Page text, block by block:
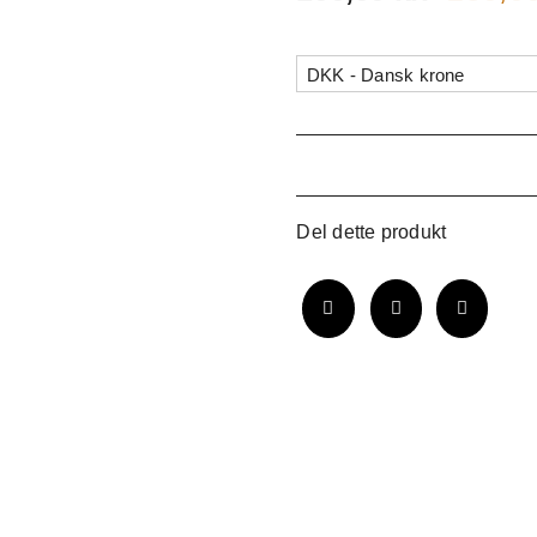
DKK - Dansk krone
Del dette produkt